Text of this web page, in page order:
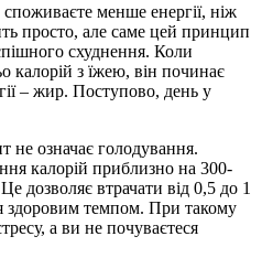
менше енергії, ніж
просто, але саме цей принцип
схуднення. Коли
калорій з їжею, він починає
– жир. Поступово, день у
не означає голодування.
калорій приблизно на 300-
дозволяє втрачати від 0,5 до 1
здоровим темпом. При такому
а ви не почуваєтеся